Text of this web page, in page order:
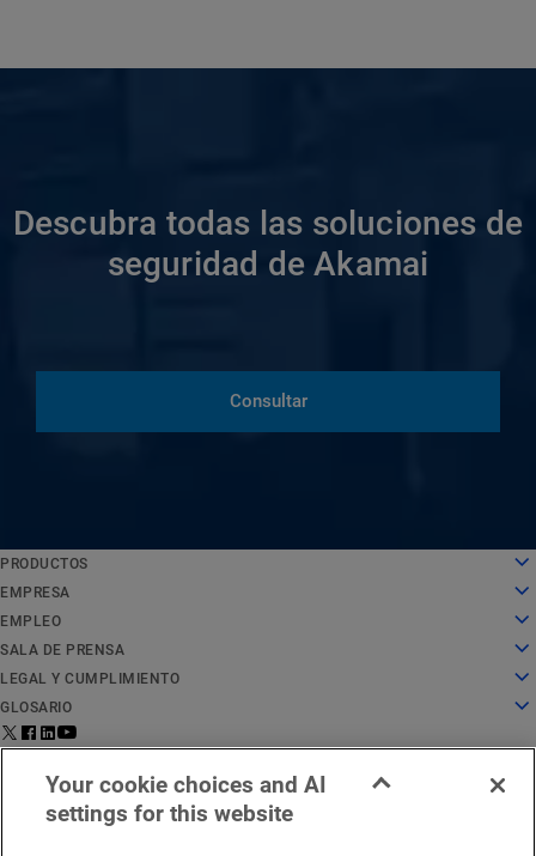
Descubra todas las soluciones de
seguridad de Akamai
Consultar
PRODUCTOS
Cloud computing
Seguridad
Distribución de contenido
Todos los productos y pruebas
Servicios globales
EMPRESA
Sobre nosotros
Historia
Liderazgo
Premios
Junta directiva
Infrastructure for Innovation
Relaciones con los inversores
Responsabilidad corporativa
EMPLEO
Empleo
Trabajar en Akamai
Estudiantes y recién licenciados
Entorno laboral inclusivo
Buscar puestos de trabajo
Blog cultural
SALA DE PRENSA
Sala de prensa
Comunicados de prensa
En las noticias
Recursos multimedia
LEGAL Y CUMPLIMIENTO
Aspectos legales
Cumplimiento de la seguridad de la información
Centro de confianza de privacidad
Declaración de privacidad
Configuración de cookies
GLOSARIO
¿Qué es la seguridad de API?
¿Qué es una CDN?
¿Qué es el cloud computing?
¿Qué es la ciberseguridad?
EMEA
servicio
Contáctanos
Español
English
Deutsch
Español
Français
Italiano
Português
中文
日本語Your cookie choices and AI
settings for this website